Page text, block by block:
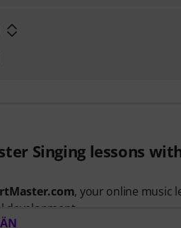
Singing lessons
, your online music
development.